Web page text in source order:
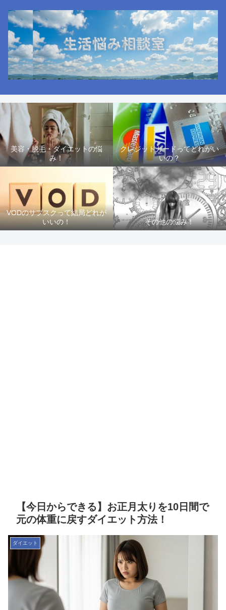
美容・脱毛・ダイエットの悩
み！
クレジットカードってどれがい
いの？
VODのサブスクって結局どれが
いいの！
その他の悩み！
【今日からできる】お正月太りを10日間で
元の体重に戻すダイエット方法！
ダイエット